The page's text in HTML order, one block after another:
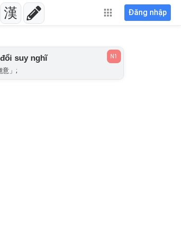
漢 Đăng nhập
suy nghĩ
意」;
N1